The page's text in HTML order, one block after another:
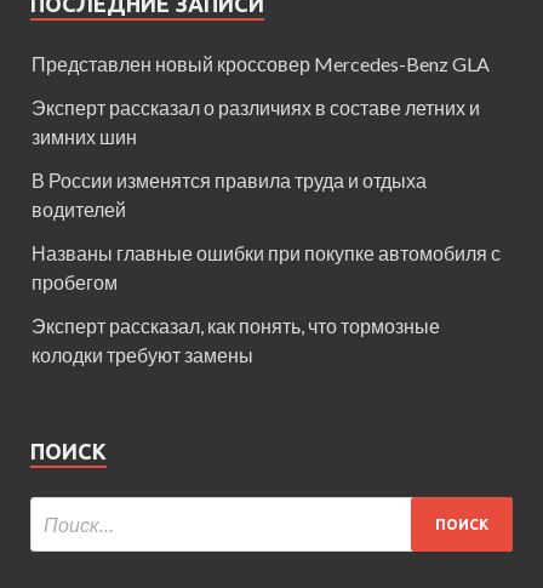
Представлен новый кроссовер Mercedes-Benz GLA
Эксперт рассказал о различиях в составе летних и
зимних шин
В России изменятся правила труда и отдыха
водителей
Названы главные ошибки при покупке автомобиля с
пробегом
Эксперт рассказал, как понять, что тормозные
колодки требуют замены
ПОИСК